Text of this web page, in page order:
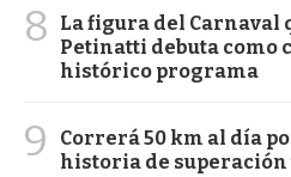
8
La figura del Carnaval
Petinatti debuta como
histórico programa
9
Correrá 50 km al día
historia de superación